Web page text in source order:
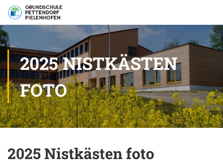
2025 NISTKÄSTEN
FOTO
2025 Nistkästen foto